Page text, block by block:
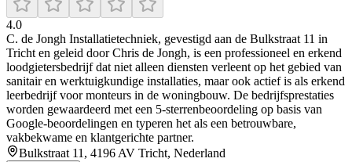
4.0
C. de Jongh Installatietechniek, gevestigd aan de Bulkstraat 11 in
Tricht en geleid door Chris de Jongh, is een professioneel en erkend
loodgietersbedrijf dat niet alleen diensten verleent op het gebied van
sanitair en werktuigkundige installaties, maar ook actief is als erkend
leerbedrijf voor monteurs in de woningbouw. De bedrijfsprestaties
worden gewaardeerd met een 5-sterrenbeoordeling op basis van
Google-beoordelingen en typeren het als een betrouwbare,
vakbekwame en klantgerichte partner.
Bulkstraat 11, 4196 AV Tricht, Nederland